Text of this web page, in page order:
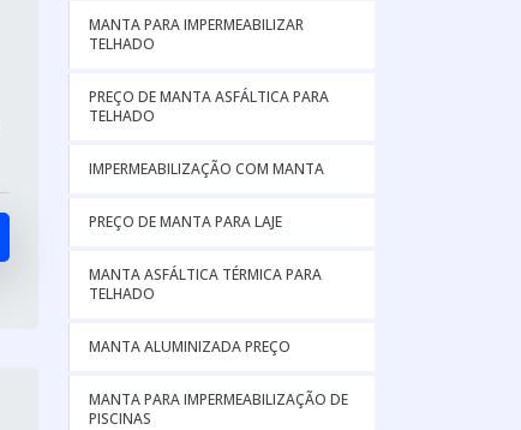
MANTA PARA IMPERMEABILIZAR
TELHADO
PREÇO DE MANTA ASFÁLTICA PARA
TELHADO
IMPERMEABILIZAÇÃO COM MANTA
PREÇO DE MANTA PARA LAJE
MANTA ASFÁLTICA TÉRMICA PARA
TELHADO
MANTA ALUMINIZADA PREÇO
MANTA PARA IMPERMEABILIZAÇÃO DE
PISCINAS